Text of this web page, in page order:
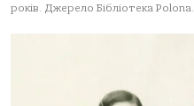
років. Джерело Бібліотека Polona.